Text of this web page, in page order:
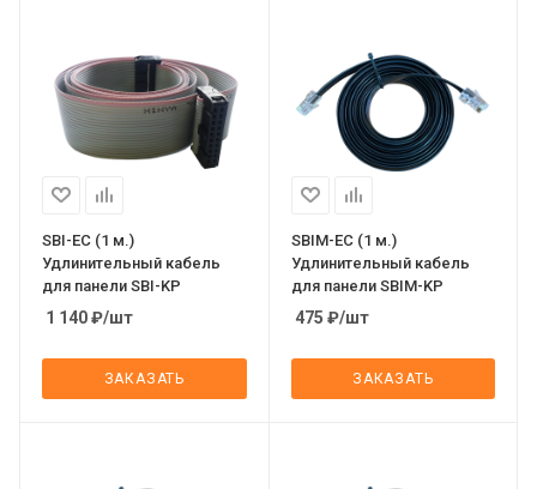
SBI-EC (1 м.)
Удлинительный кабель
для панели SBI-KP
1 140₽/шт
ЗАКАЗАТЬ
SBIM-EC (1 м.)
Удлинительный кабель
для панели SBIM-KP
475 ₽/шт
ЗАКАЗАТЬ